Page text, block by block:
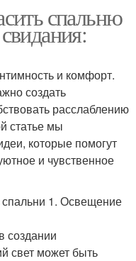
спальню
и комфорт.
создать
расслаблению
статье мы
которые помогут
и чувственное
1. Освещение
создании
свет может быть